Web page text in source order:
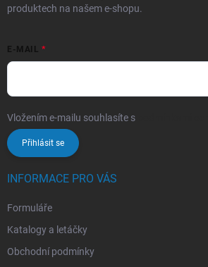
produktech na našem e-shopu.
E-MAIL
Vložením e-mailu souhlasíte s
Přihlásit se
INFORMACE PRO VÁS
Formuláře
Katalogy a letáčky
Obchodní podmínky